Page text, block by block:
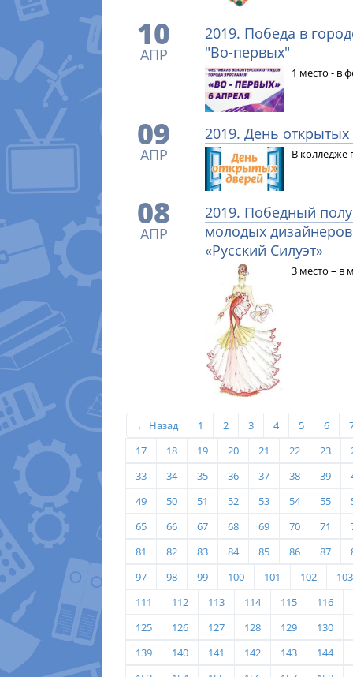
10
АПР
2019. Победа в
"Во-первых"
1 место - в
09
АПР
2019. День
В колледже
08
АПР
2019. Победный
молодых
«Русский Силуэт»
3 место – в
← Назад 1 2 3 4 5 6
17
18 19 20 21 22 23
33
34 35 36 37 38 39
49
50 51 52 53 54 55
65
66 67 68 69 70 71
81
82 83 84 85 86 87
97
98 99 100 101 102
103
111
112 113 114 115
116
125
126 127 128 129
130
139
140 141 142 143
144